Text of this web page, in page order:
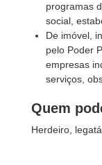
programas
social,
De imóvel,
pelo Poder
empresas
serviços,
Quem
Herdeiro,